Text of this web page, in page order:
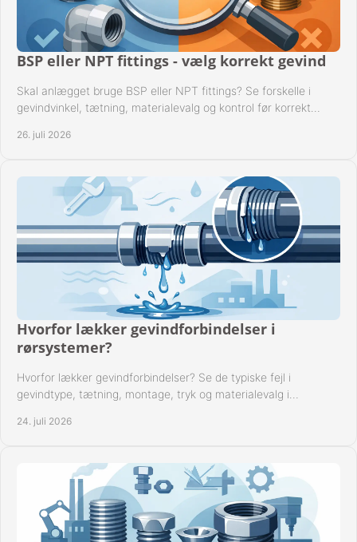
BSP eller NPT fittings - vælg korrekt gevind
Skal anlægget bruge BSP eller NPT fittings? Se forskelle i
gevindvinkel, tætning, materialevalg og kontrol før korrekt
26. juli 2026
Hvorfor lækker gevindforbindelser i
rørsystemer?
Hvorfor lækker gevindforbindelser? Se de typiske fejl i
gevindtype, tætning, montage, tryk og materialevalg i
24. juli 2026